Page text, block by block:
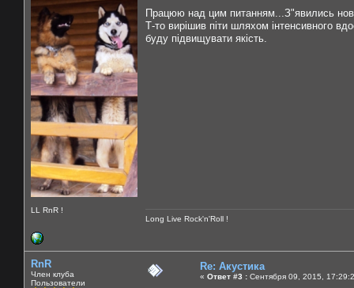
LL RnR !
Працюю над цим питанням...З"явились нові
Т-то вирішив піти шляхом інтенсивного
буду підвищувати якість.
Long Live Rock'n'Roll !
RnR
Член клуба
Пользователи
Re: Акустика
« Ответ #3 : Сентября 09, 2015,